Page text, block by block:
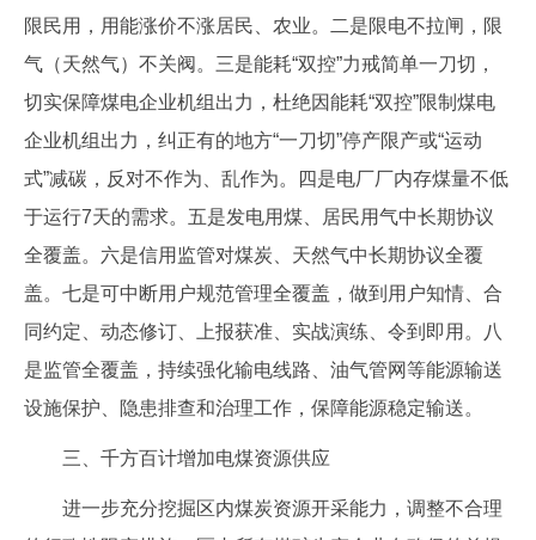
限民用，用能涨价不涨居民、农业。二是限电不拉闸，限
气（天然气）不关阀。三是能耗“双控”力戒简单一刀切，
切实保障煤电企业机组出力，杜绝因能耗“双控”限制煤电
企业机组出力，纠正有的地方“一刀切”停产限产或“运动
式”减碳，反对不作为、乱作为。四是电厂厂内存煤量不低
于运行7天的需求。五是发电用煤、居民用气中长期协议
全覆盖。六是信用监管对煤炭、天然气中长期协议全覆
盖。七是可中断用户规范管理全覆盖，做到用户知情、合
同约定、动态修订、上报获准、实战演练、令到即用。八
是监管全覆盖，持续强化输电线路、油气管网等能源输送
设施保护、隐患排查和治理工作，保障能源稳定输送。
三、千方百计增加电煤资源供应
进一步充分挖掘区内煤炭资源开采能力，调整不合理